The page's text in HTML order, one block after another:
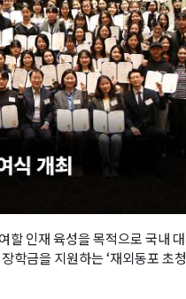
할 인재 육성을 목적으로 국내
학금을 지원하는 ‘재외동포 초